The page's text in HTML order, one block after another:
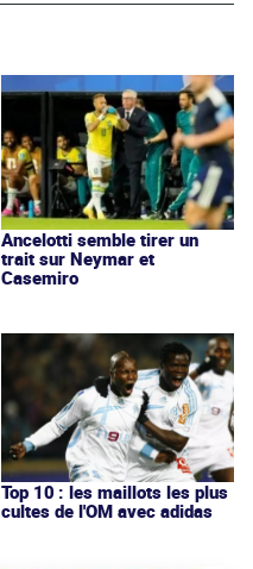
Ancelotti semble tirer un
trait sur Neymar et
Casemiro
Top 10 : les maillots les plus
cultes de l'OM avec adidas